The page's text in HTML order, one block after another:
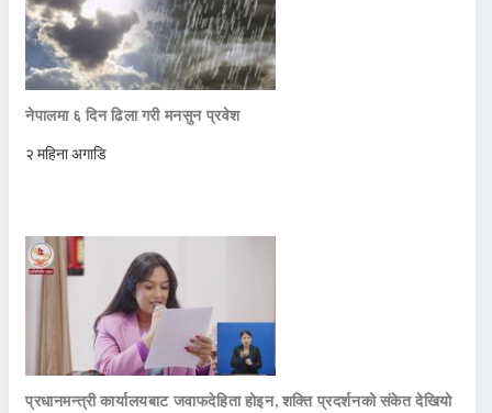
नेपालमा ६ दिन ढिला गरी मनसुन प्रवेश
२ महिना अगाडि
प्रधानमन्त्री कार्यालयबाट जवाफदेहिता होइन, शक्ति प्रदर्शनको संकेत देखियो